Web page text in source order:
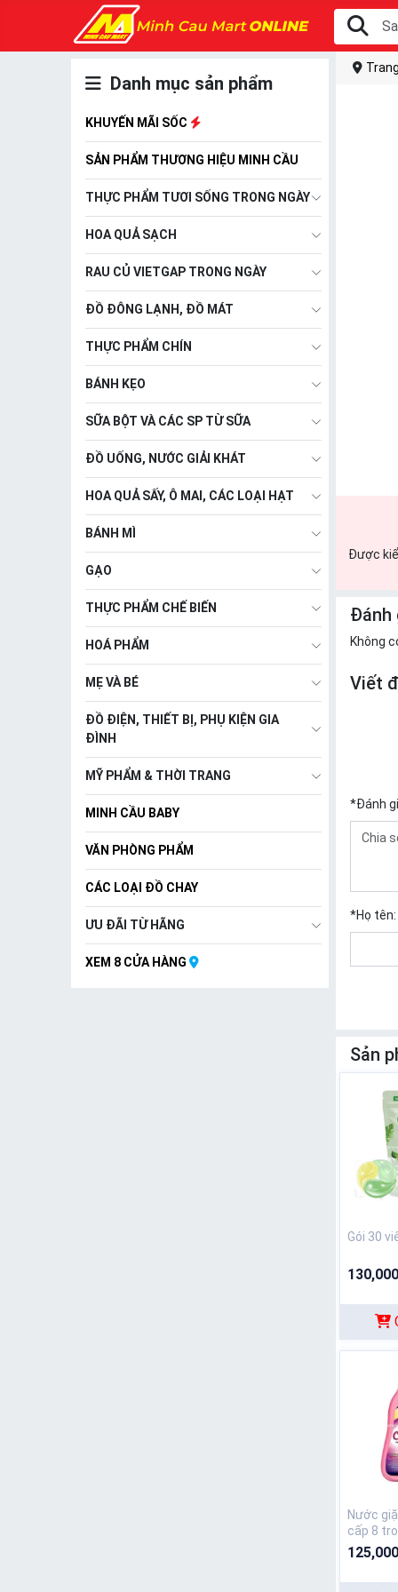
Danh mục sản phẩm
KHUYẾN MÃI SỐC
SẢN PHẨM THƯƠNG HIỆU MINH CẦU
THỰC PHẨM TƯƠI SỐNG TRONG NGÀY
HOA QUẢ SẠCH
RAU CỦ VIETGAP TRONG NGÀY
ĐỒ ĐÔNG LẠNH, ĐỒ MÁT
THỰC PHẨM CHÍN
BÁNH KẸO
SỮA BỘT VÀ CÁC SP TỪ SỮA
ĐỒ UỐNG, NƯỚC GIẢI KHÁT
HOA QUẢ SẤY, Ô MAI, CÁC LOẠI HẠT
BÁNH MÌ
GẠO
THỰC PHẨM CHẾ BIẾN
HOÁ PHẨM
MẸ VÀ BÉ
ĐỒ ĐIỆN, THIẾT BỊ, PHỤ KIỆN GIA
ĐÌNH
MỸ PHẨM & THỜI TRANG
MINH CẦU BABY
VĂN PHÒNG PHẨM
CÁC LOẠI ĐỒ CHAY
ƯU ĐÃI TỪ HÃNG
XEM 8 CỬA HÀNG
Được
Đánh
Không
Viết
*Đánh
*Họ tên:
Sản
Gói 30
Nước
cấp 8